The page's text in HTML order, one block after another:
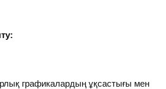
графикалардың ұқсастығы мен